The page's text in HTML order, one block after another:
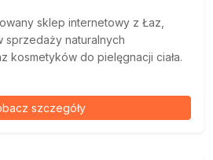
sklep internetowy z Łaz,
sprzedaży naturalnych
kosmetyków do pielęgnacji ciała.
szczegóły